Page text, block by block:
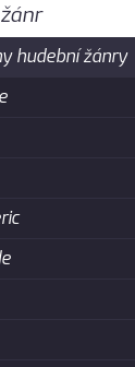
hudební žánry